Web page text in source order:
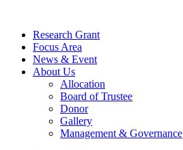
contentResearch Grant
Focus Area
News & Event
About Us
Allocation
Board of Trustee
Donor
Gallery
Management & Governance